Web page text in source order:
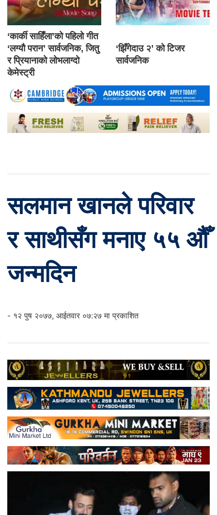
‘कार्की साहिँला’को पहिलो गीत
‘लग्यौ परान’ सार्वजनिक, जितु
र प्रियानाको लोभलाग्दो
केमेस्ट्री
‘झिँगेदाउ २’ को टिजर
सार्वजनिक
सलमान खानले परिवार
र साथीसँग मनाए ५५ औँ
जन्मदिन
- १२ पुष २०७७, आईतवार ०७:२७ मा प्रकाशित